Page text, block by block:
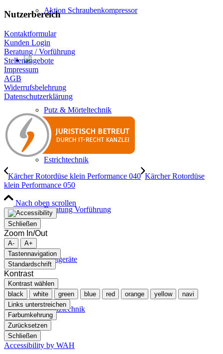
Aktion Schraubenkompressor
Putz & Mörteltechnik
Estrichtechnik
Beratung Vorführung
Mietgeräte
Spritztechnik
Nutzerbereich
Kontaktformular
Kunden Login
Beratung / Vorführung
Stellenangebote
Impressum
AGB
Widerrufsbelehrung
Datenschutzerklärung
Kärcher Rotordüse klein Performance 040 Kärcher Rotordüse
klein Performance 050
Nach oben scrollen
Schließen
Zoom In/Out
A-
A+
Tastennavigation
Standardschrift
Kontrast
Kontrast wählen
black
white green blue red orange yellow
navi
Links unterstreichen
Farbumkehrung
Zurücksetzen
Schließen
Accessibility by WAH